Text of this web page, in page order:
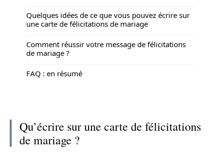
Quelques idées de ce que vous pouvez écrire sur
une carte de félicitations de mariage
Comment réussir votre message de félicitations
de mariage ?
FAQ : en résumé
Qu’écrire sur une carte de félicitations
de mariage ?